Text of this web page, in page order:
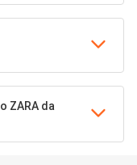
ZARA da